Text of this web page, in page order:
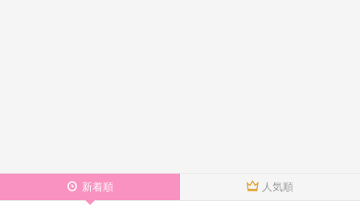
新着順 人気順